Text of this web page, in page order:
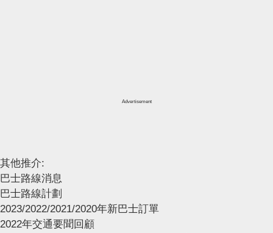
Advertisement
其他推介:
巴士路線消息
巴士路線計劃
2023/2022/2021/2020年新巴士訂單
2022年交通要聞回顧